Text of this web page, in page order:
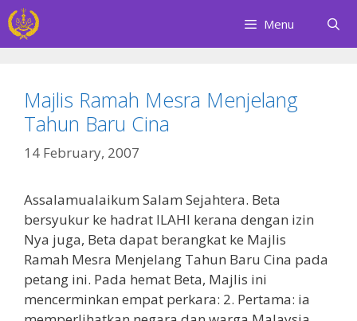
Skip
to
content
Menu
Majlis Ramah Mesra Menjelang
Tahun Baru Cina
14 February, 2007
Assalamualaikum Salam Sejahtera. Beta
bersyukur ke hadrat ILAHI kerana dengan izin
Nya juga, Beta dapat berangkat ke Majlis
Ramah Mesra Menjelang Tahun Baru Cina pada
petang ini. Pada hemat Beta, Majlis ini
mencerminkan empat perkara: 2. Pertama: ia